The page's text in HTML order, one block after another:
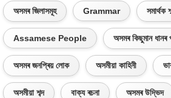
অসমৰ জিলাসমূহ Grammar সমাৰ্থক
Assamese People অসমৰ কিছুমান ধানৰ
অসমৰ জনপ্ৰিয় লোক অসমীয়া কাহিনী
অসমীয়া শব্দ বাক্য ৰচনা অসমৰ উদ্ভিদ